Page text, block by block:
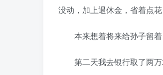
没动，加上退休金，省着点花
本来想着将来给孙子留着
第二天我去银行取了两万